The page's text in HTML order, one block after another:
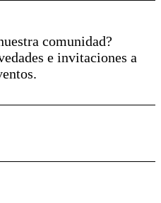
comunidad?
e invitaciones a